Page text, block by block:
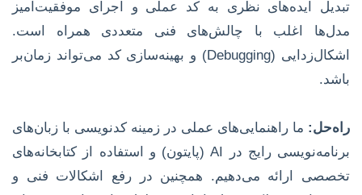
تبدیل ایده‌های نظری به کد عملی و اجرای موفقیت‌آمیز
مدل‌ها اغلب با چالش‌های فنی متعددی همراه است.
اشکال‌زدایی (Debugging) و بهینه‌سازی کد می‌تواند زمان‌بر
باشد.
راه‌حل: ما راهنمایی‌های عملی در زمینه کدنویسی با زبان‌های
برنامه‌نویسی رایج در AI (پایتون) و استفاده از کتابخانه‌های
تخصصی ارائه می‌دهیم. همچنین در رفع اشکالات فنی و